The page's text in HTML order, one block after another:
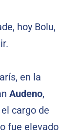
hoy Bolu,
en la
Audeno,
cargo de
fue elevado